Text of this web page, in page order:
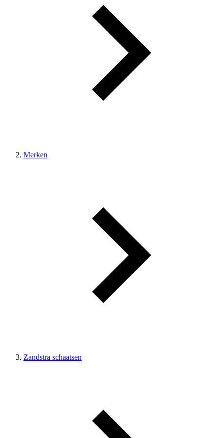
Merken
Zandstra schaatsen